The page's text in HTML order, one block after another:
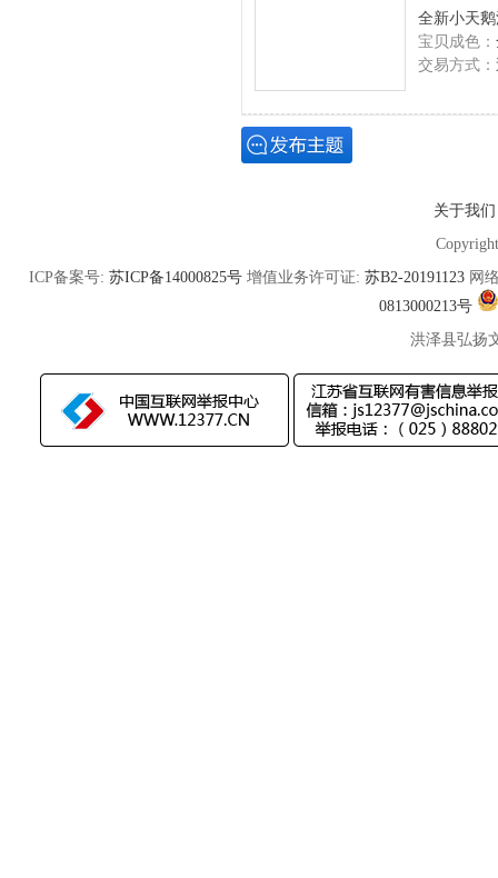
全新小天
宝贝成色：
交易方式：
关于我们
ICP备案号: 苏ICP备14000825号 增值业务许可证: 苏B2-20191123 网
0813000213号
洪泽县弘扬